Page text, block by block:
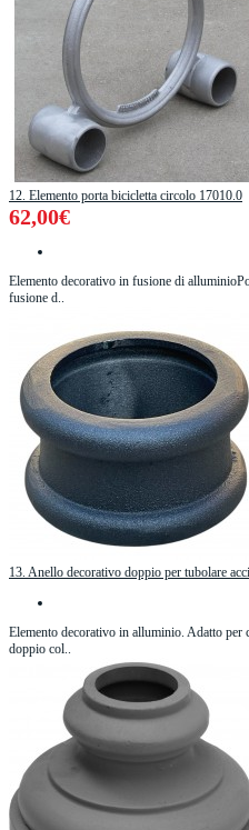
12. Elemento porta bicicletta circolo 17010.0
62,00€
Elemento decorativo in fusione di
fusione d..
13. Anello decorativo doppio per tubolare
Elemento decorativo in alluminio. Adatto per
doppio col..